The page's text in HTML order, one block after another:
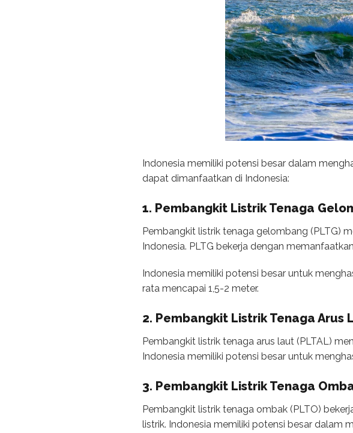
Indonesia memiliki potensi besar dalam
dapat dimanfaatkan di Indonesia:
1. Pembangkit Listrik Tenaga
Pembangkit listrik tenaga gelombang (PLTG)
Indonesia. PLTG bekerja dengan
Indonesia memiliki potensi besar untuk
rata mencapai 1,5-2 meter.
2. Pembangkit Listrik Tenaga Arus
Pembangkit listrik tenaga arus laut (PLTAL)
Indonesia memiliki potensi besar untuk
3. Pembangkit Listrik Tenaga
Pembangkit listrik tenaga ombak (PLTO)
listrik. Indonesia memiliki potensi besar dalam